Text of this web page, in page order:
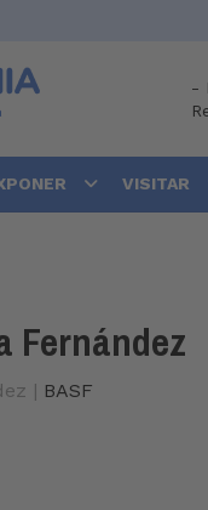
-
VISITAR
Fernández
| BASF